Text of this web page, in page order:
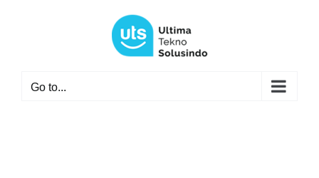
Go to...